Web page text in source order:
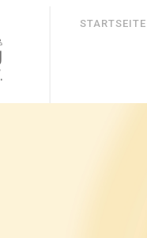
STARTSEITE